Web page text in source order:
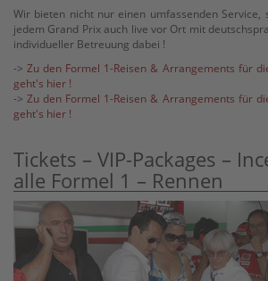
Wir bieten nicht nur einen umfassenden Service,
jedem Grand Prix auch live vor Ort mit
individueller Betreuung dabei !
->Zu den Formel 1-Reisen & Arrangements für
geht's hier !
->Zu den Formel 1-Reisen & Arrangements für
geht's hier !
Tickets – VIP-Packages –
alle Formel 1 – Rennen